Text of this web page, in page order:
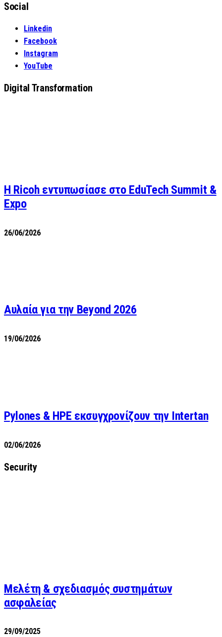
Social
Linkedin
Facebook
Instagram
YouTube
Digital Transformation
Η Ricoh εντυπωσίασε στο EduTech Summit &
Expo
26/06/2026
Αυλαία για την Beyond 2026
19/06/2026
Pylones & HPE εκσυγχρονίζουν την Intertan
02/06/2026
Security
Μελέτη & σχεδιασμός συστημάτων
ασφαλείας
29/09/2025